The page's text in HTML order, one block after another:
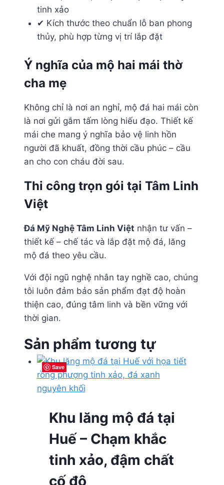
tinh xảo
✔ Kích thước theo chuẩn lỗ ban phong
thủy, phù hợp từng vị trí lắp đặt
Ý nghĩa của mộ hai mái thờ
cha mẹ
Không chỉ là nơi an nghỉ, mộ đá hai mái còn
là nơi gửi gắm tấm lòng hiếu đạo. Thiết kế
mái che mang ý nghĩa bảo vệ linh hồn
người đã khuất, đồng thời cầu phúc – cầu
an cho con cháu đời sau.
Thi công trọn gói tại Tâm Linh
Việt
Đá Mỹ Nghệ Tâm Linh Việt nhận tư vấn –
thiết kế – chế tác và lắp đặt mộ đá, lăng
mộ đá theo yêu cầu.
Với đội ngũ nghệ nhân tay nghề cao, chúng
tôi luôn đảm bảo sản phẩm đạt độ hoàn
thiện cao, đúng tâm linh và bền vững với
thời gian.
Sản phẩm tương tự
Save
Khu lăng mộ đá tại
Huế – Chạm khắc
tinh xảo, đậm chất
cố đô
Save
Save
Save